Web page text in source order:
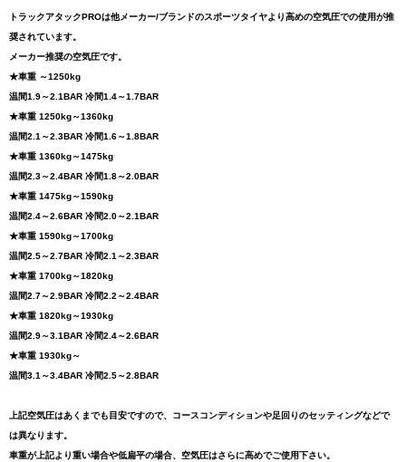
トラックアタックPROは他メーカー/ブランドのスポーツタイヤより高めの空気圧での使用が推
奨されています。
メーカー推奨の空気圧です。
★車重 ～1250kg
温間1.9～2.1BAR 冷間1.4～1.7BAR
★車重 1250kg～1360kg
温間2.1～2.3BAR 冷間1.6～1.8BAR
★車重 1360kg～1475kg
温間2.3～2.4BAR 冷間1.8～2.0BAR
★車重 1475kg～1590kg
温間2.4～2.6BAR 冷間2.0～2.1BAR
★車重 1590kg～1700kg
温間2.5～2.7BAR 冷間2.1～2.3BAR
★車重 1700kg～1820kg
温間2.7～2.9BAR 冷間2.2～2.4BAR
★車重 1820kg～1930kg
温間2.9～3.1BAR 冷間2.4～2.6BAR
★車重 1930kg～
温間3.1～3.4BAR 冷間2.5～2.8BAR
上記空気圧はあくまでも目安ですので、コースコンディションや足回りのセッティングなどで
は異なります。
車重が上記より重い場合や低扁平の場合、空気圧はさらに高めでご使用下さい。